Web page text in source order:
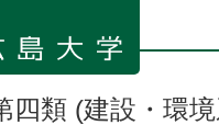
四類 (建設・環